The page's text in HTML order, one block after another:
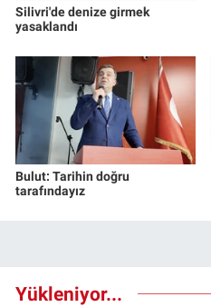
Silivri'de denize girmek
yasaklandı
Bulut: Tarihin doğru
tarafındayız
Yükleniyor...